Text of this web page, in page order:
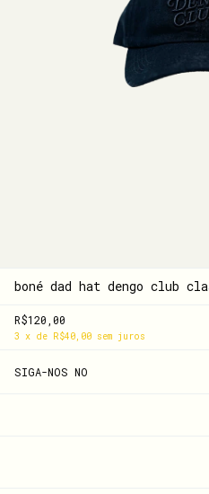
boné dad hat dengo club
R$120,00
3 x de R$40,00 sem juros
SIGA-NOS NO